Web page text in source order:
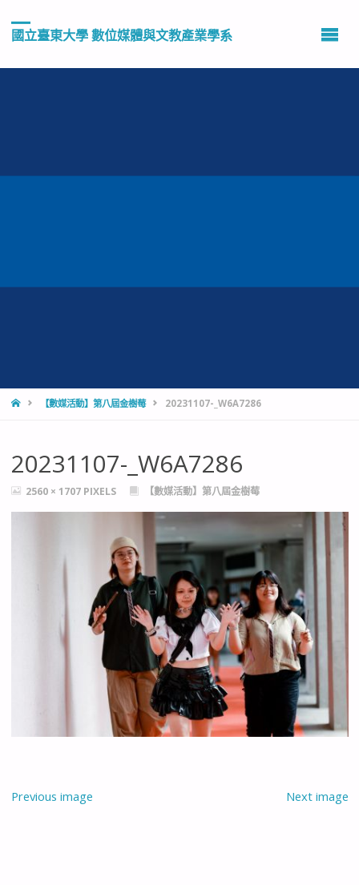
國立臺東大學 數位媒體與文教產業學系
HOME【數媒活動】第八屆金樹莓 20231107-_W6A7286
20231107-_W6A7286
FULL2560 × 1707 PIXELS 【數媒活動】第八屆金樹莓
Previous image Next image